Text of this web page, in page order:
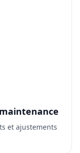
et ajustements